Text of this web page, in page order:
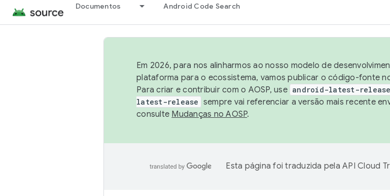
Documentos Android Code Search
Em 2026, para nos alinharmos ao nosso modelo de
plataforma para o ecossistema, vamos publicar o código-fonte
Para criar e contribuir com o AOSP, use android-latest-release
latest-release sempre vai referenciar a versão mais recente
consulte Mudanças no AOSP.
Esta página foi traduzida pela API Cloud